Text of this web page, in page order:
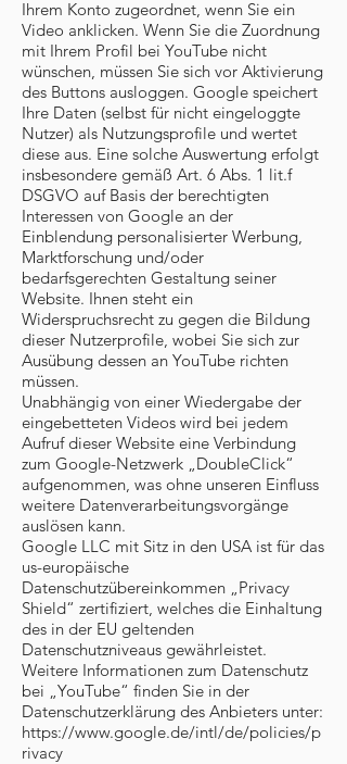
Ihrem Konto zugeordnet, wenn Sie ein
Video anklicken. Wenn Sie die Zuordnung
mit Ihrem Profil bei YouTube nicht
wünschen, müssen Sie sich vor Aktivierung
des Buttons ausloggen. Google speichert
Ihre Daten (selbst für nicht eingeloggte
Nutzer) als Nutzungsprofile und wertet
diese aus. Eine solche Auswertung erfolgt
insbesondere gemäß Art. 6 Abs. 1 lit.f
DSGVO auf Basis der berechtigten
Interessen von Google an der
Einblendung personalisierter Werbung,
Marktforschung und/oder
bedarfsgerechten Gestaltung seiner
Website. Ihnen steht ein
Widerspruchsrecht zu gegen die Bildung
dieser Nutzerprofile, wobei Sie sich zur
Ausübung dessen an YouTube richten
müssen.
Unabhängig von einer Wiedergabe der
eingebetteten Videos wird bei jedem
Aufruf dieser Website eine Verbindung
zum Google-Netzwerk „DoubleClick“
aufgenommen, was ohne unseren Einfluss
weitere Datenverarbeitungsvorgänge
auslösen kann.
Google LLC mit Sitz in den USA ist für das
us-europäische
Datenschutzübereinkommen „Privacy
Shield“ zertifiziert, welches die Einhaltung
des in der EU geltenden
Datenschutzniveaus gewährleistet.
Weitere Informationen zum Datenschutz
bei „YouTube“ finden Sie in der
Datenschutzerklärung des Anbieters unter:
https://www.google.de/intl/de/policies/p
rivacy